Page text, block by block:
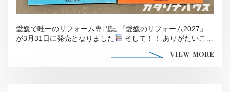
愛媛で唯一のリフォーム専門誌 『愛媛のリフォーム2027』
が3月31日に発売となりました
そして！！ ありがたいこ
VIEW MORE